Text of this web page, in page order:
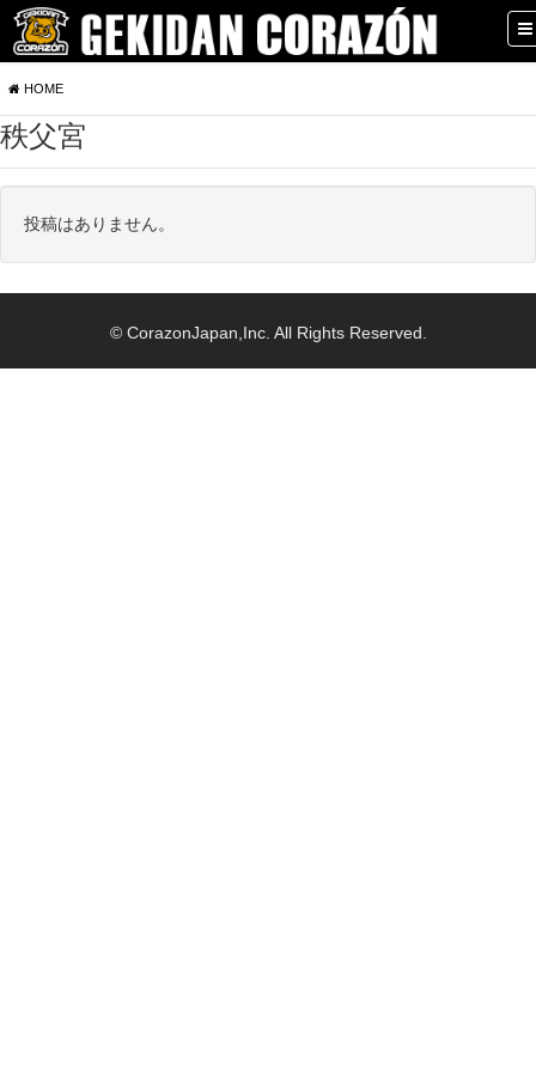
HOME
秩父宮
投稿はありません。
© CorazonJapan,Inc. All Rights Reserved.